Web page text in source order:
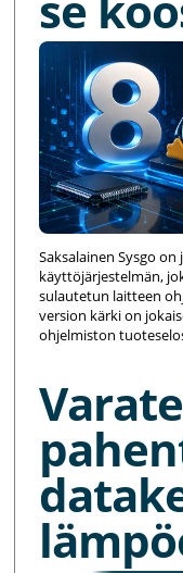
Saksalainen Sysgo on
käyttöjärjestelmän,
sulautetun laitteen
version kärki on
ohjelmiston